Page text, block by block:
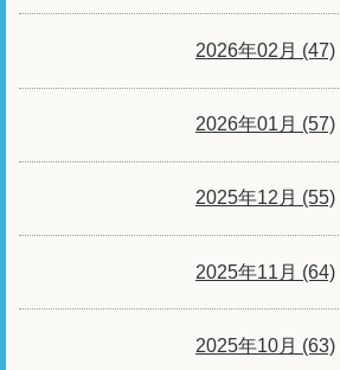
2026年02月 (47)
2026年01月 (57)
2025年12月 (55)
2025年11月 (64)
2025年10月 (63)